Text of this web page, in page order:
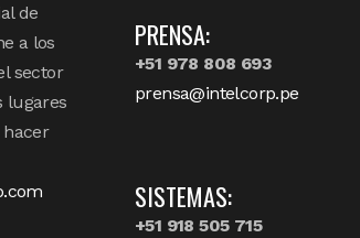
de
a los
sector
lugares
PRENSA:
+51 978 808 693
prensa@intelcorp.pe
SISTEMAS:
+51 918 505 715